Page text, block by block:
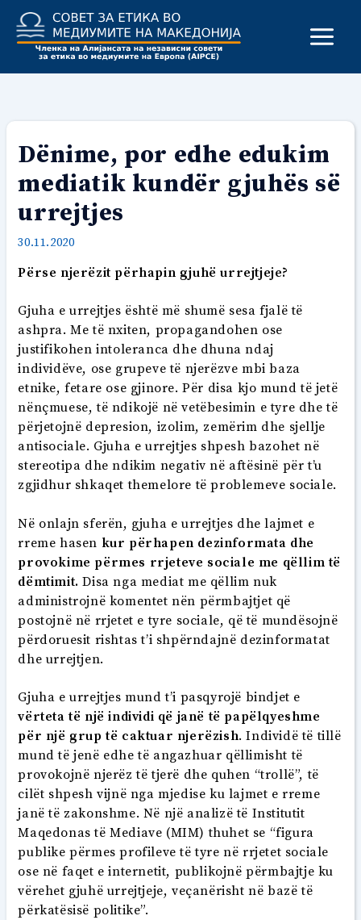
content
Dënime, por edhe edukim
mediatik kundër gjuhës së
urrejtjes
30.11.2020
Përse njerëzit përhapin gjuhë urrejtjeje?
Gjuha e urrejtjes është më shumë sesa fjalë të
ashpra. Me të nxiten, propagandohen ose
justifikohen intoleranca dhe dhuna ndaj
individëve, ose grupeve të njerëzve mbi baza
etnike, fetare ose gjinore. Për disa kjo mund të jetë
nënçmuese, të ndikojë në vetëbesimin e tyre dhe të
përjetojnë depresion, izolim, zemërim dhe sjellje
antisociale. Gjuha e urrejtjes shpesh bazohet në
stereotipa dhe ndikim negativ në aftësinë për t’u
zgjidhur shkaqet themelore të problemeve sociale.
Në onlajn sferën, gjuha e urrejtjes dhe lajmet e
rreme hasen kur përhapen dezinformata dhe
provokime përmes rrjeteve sociale me qëllim të
dëmtimit. Disa nga mediat me qëllim nuk
administrojnë komentet nën përmbajtjet që
postojnë në rrjetet e tyre sociale, që të mundësojnë
përdoruesit rishtas t’i shpërndajnë dezinformatat
dhe urrejtjen.
Gjuha e urrejtjes mund t’i pasqyrojë bindjet e
vërteta të një individi që janë të papëlqyeshme
për një grup të caktuar njerëzish. Individë të tillë
mund të jenë edhe të angazhuar qëllimisht të
provokojnë njerëz të tjerë dhe quhen “trollë”, të
cilët shpesh vijnë nga mjedise ku lajmet e rreme
janë të zakonshme. Në një analizë të Institutit
Maqedonas të Mediave (MIM) thuhet se “figura
publike përmes profileve të tyre në rrjetet sociale
ose në faqet e internetit, publikojnë përmbajtje ku
vërehet gjuhë urrejtjeje, veçanërisht në bazë të
përkatësisë politike”.